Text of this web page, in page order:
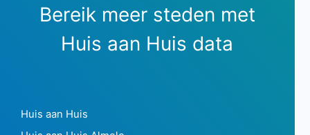
Bereik meer steden met
Huis aan Huis data
Huis aan Huis